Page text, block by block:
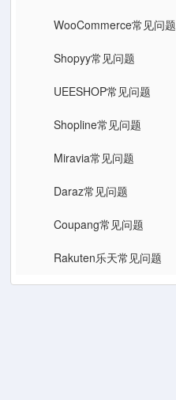
WooCommerce常见问题
Shopyy常见问题
UEESHOP常见问题
Shopline常见问题
Miravia常见问题
Daraz常见问题
Coupang常见问题
Rakuten乐天常见问题